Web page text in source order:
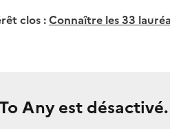
clos :Connaître les 33
Any est désactivé.